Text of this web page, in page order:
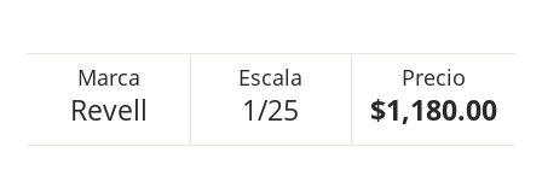
Revell 1/25 $1,180.00